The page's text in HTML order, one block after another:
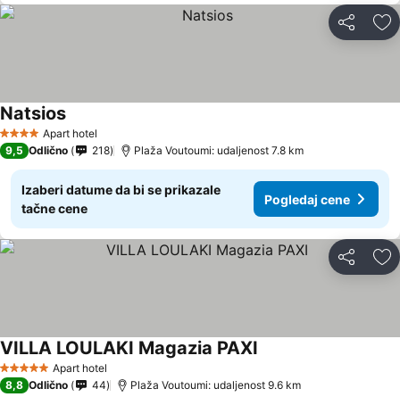
Deli
4 ZvezdiceApart hotel
NatsiosPogledaj cene
9,5 Odlično 218 Plaža Voutoumi: udaljenost 7.8 km
Izaberi datume da bi se prikazale
tačne cene
Pogledaj cene
Deli
5 ZvezdiceApart hotel
VILLA LOULAKI Magazia PAXI
8,8 Odlično 44 Plaža Voutoumi: udaljenost 9.6 km